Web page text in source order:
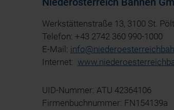
Werkstättenstraße 13, 3100 St.
Telefon: +43 2742 360 990-1000
E-Mail:
Internet:
UID-Nummer: ATU 42364106
Firmenbuchnummer: FN154139a